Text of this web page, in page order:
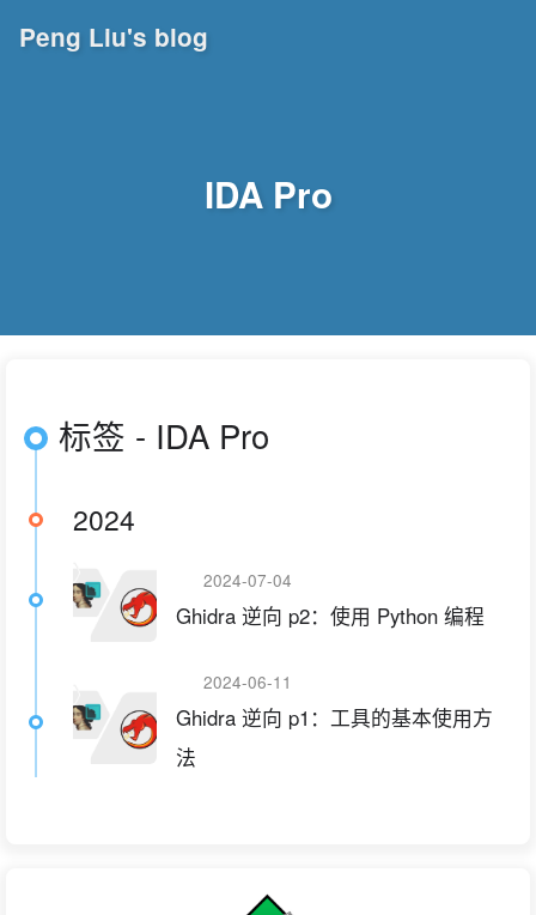
Peng Liu's blog
IDA Pro
标签 - IDA Pro
2024
2024-07-04
Ghidra 逆向 p2：使用 Python 编程
2024-06-11
Ghidra 逆向 p1：工具的基本使用方
法